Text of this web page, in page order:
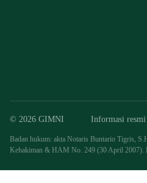
© 2026 GIMNI Informasi
Badan hukum: akta Notaris Buntario Tigris,
Kehakiman & HAM No. 249 (30 April 2007).